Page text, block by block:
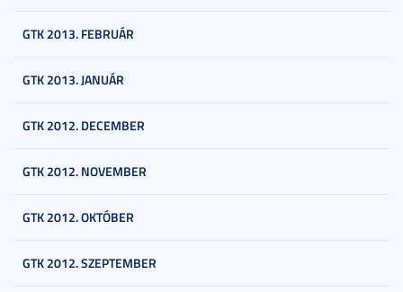
GTK 2013. FEBRUÁR
GTK 2013. JANUÁR
GTK 2012. DECEMBER
GTK 2012. NOVEMBER
GTK 2012. OKTÓBER
GTK 2012. SZEPTEMBER